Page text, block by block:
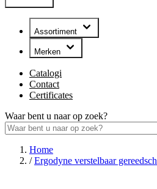
Assortiment
Merken
Catalogi
Contact
Certificates
Waar bent u naar op zoek?
Home
/ Ergodyne verstelbaar